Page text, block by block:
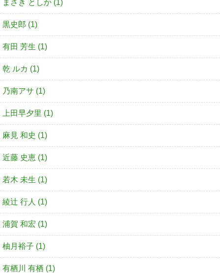
まさき としか (1)
黒史郎 (1)
有田 芳生 (1)
乾 ルカ (1)
乃南アサ (1)
上田早夕里 (1)
麻見 和史 (1)
近藤 史恵 (1)
若木 未生 (1)
綾辻 行人 (1)
浦賀 和宏 (1)
柚月裕子 (1)
有栖川 有栖 (1)